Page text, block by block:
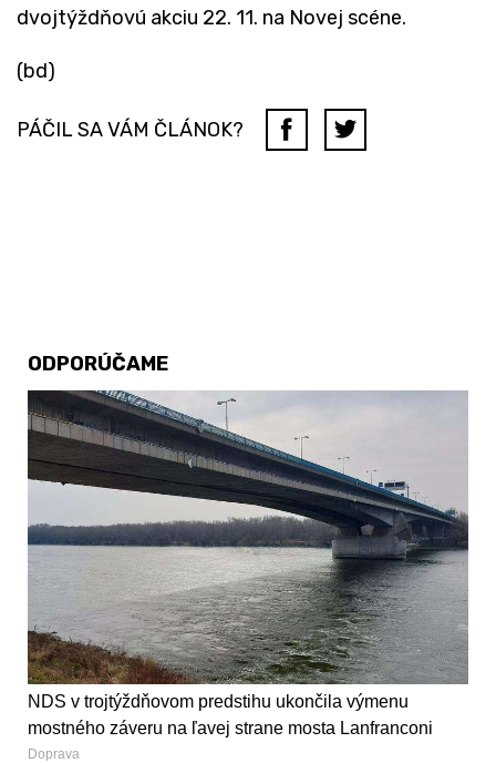
dvojtýždňovú akciu 22. 11. na Novej scéne.
(bd)
PÁČIL SA VÁM ČLÁNOK?
ODPORÚČAME
NDS v trojtýždňovom predstihu ukončila výmenu
mostného záveru na ľavej strane mosta Lanfranconi
Doprava